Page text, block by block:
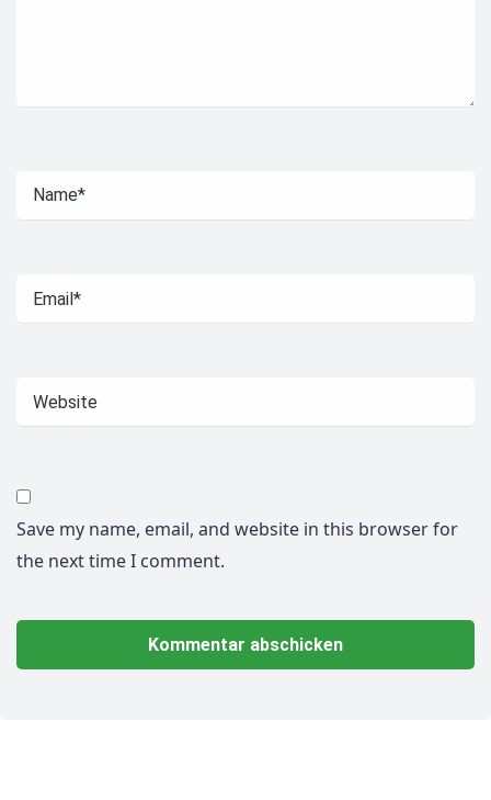
Save my name, email, and website in this browser for
the next time I comment.